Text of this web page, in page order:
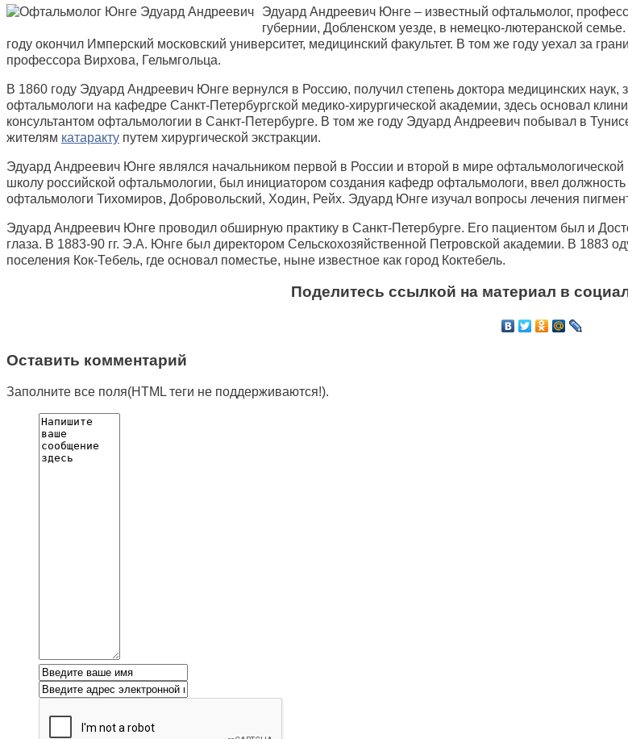
Эдуард Андреевич Юнге – известный офтальмолог,
губернии, Добленском уезде, в немецко-лютеранской
году окончил Имперский московский университет, медицинский факультет. В том же году уехал за
профессора Вирхова, Гельмгольца.
В 1860 году Эдуард Андреевич Юнге вернулся в Россию, получил степень доктора медицинских
офтальмологи на кафедре Санкт-Петербургской медико-хирургической академии, здесь основал
консультантом офтальмологии в Санкт-Петербурге. В том же году Эдуард Андреевич побывал в
жителям катаракту путем хирургической экстракции.
Эдуард Андреевич Юнге являлся начальником первой в России и второй в мире
школу российской офтальмологии, был инициатором создания кафедр офтальмологи, ввел
офтальмологи Тихомиров, Добровольский, Ходин, Рейх. Эдуард Юнге изучал вопросы лечения
Эдуард Андреевич Юнге проводил обширную практику в Санкт-Петербурге. Его пациентом был и
глаза. В 1883-90 гг. Э.А. Юнге был директором Сельскохозяйственной Петровской академии. В 1883
поселения Кок-Тебель, где основал поместье, ныне известное как город Коктебель.
Поделитесь ссылкой на материал в
Оставить комментарий
Заполните все поля(HTML теги не поддерживаются!).